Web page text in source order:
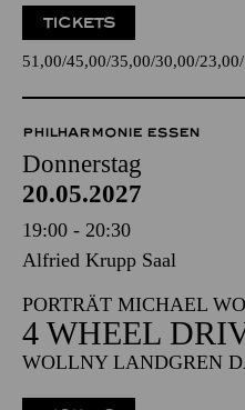
Christian Römer
17:15 Einführung
51,00 45,00 35,00 30,00
PHILHARMONIE ESSEN
Donnerstag
20.05.2027
19:00 - 20:30
Alfried Krupp Saal
PORTRÄT MICHAEL
4 WHEEL